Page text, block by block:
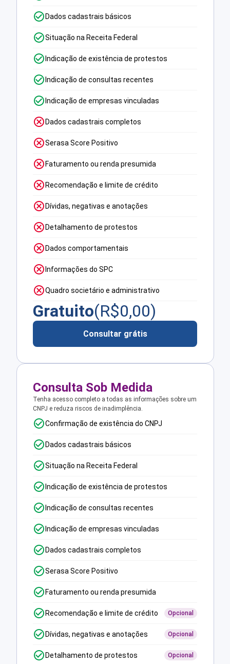
Dados cadastrais básicos
Situação na Receita Federal
Indicação de existência de protestos
Indicação de consultas recentes
Indicação de empresas vinculadas
Dados cadastrais completos
Serasa Score Positivo
Faturamento ou renda presumida
Recomendação e limite de crédito
Dívidas, negativas e anotações
Detalhamento de protestos
Dados comportamentais
Informações do SPC
Quadro societário e administrativo
Gratuito(R$0,00)
Consultar grátis
Consulta Sob Medida
Tenha acesso completo a todas as informações sobre um
CNPJ e reduza riscos de inadimplência.
Confirmação de existência do CNPJ
Dados cadastrais básicos
Situação na Receita Federal
Indicação de existência de protestos
Indicação de consultas recentes
Indicação de empresas vinculadas
Dados cadastrais completos
Serasa Score Positivo
Faturamento ou renda presumida
Recomendação e limite de crédito Opcional
Dívidas, negativas e anotações Opcional
Detalhamento de protestos Opcional